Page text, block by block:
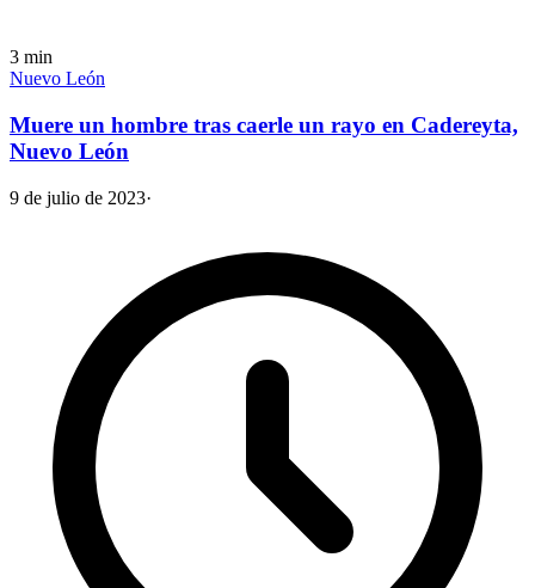
3 min
Nuevo León
Muere un hombre tras caerle un rayo en Cadereyta,
Nuevo León
9 de julio de 2023·